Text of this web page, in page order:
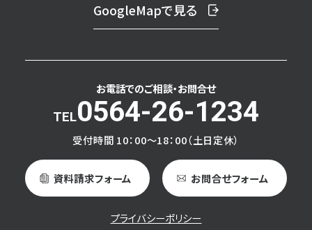
GoogleMapで見る
お電話でのご相談・お問合せ
0564-26-1234
受付時間 10：00～18：00（土日定休）
資料請求フォーム お問合せフォーム
プライバシーポリシー